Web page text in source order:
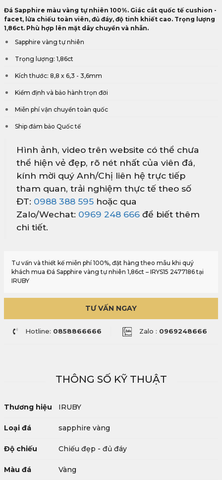
Đá Sapphire màu vàng tự nhiên 100%. Giác cắt quốc tế cushion -
facet, lửa chiếu toàn viên, đủ đáy, độ tinh khiết cao. Trọng lượng
1,86ct. Phù hợp lên mặt dây chuyền và nhẫn.
Sapphire vàng tự nhiên
Trọng lượng: 1,86ct
Kích thước: 8,8 x 6,3 - 3,6mm
Kiểm định và bảo hành trọn đời
Miễn phí vận chuyển toàn quốc
Ship đảm bảo Quốc tế
Hình ảnh, video trên website có thể chưa
thể hiện vẻ đẹp, rõ nét nhất của viên đá,
kính mời quý Anh/Chị liên hệ trực tiếp
tham quan, trải nghiệm thực tế theo số
ĐT: 0988 388 595 hoặc qua
Zalo/Wechat: 0969 248 666 để biết thêm
chi tiết.
Tư vấn và thiết kế miễn phí 100%, đặt hàng theo mẫu khi quý
khách mua Đá Sapphire vàng tự nhiên 1,86ct – IRYS15 2477186 tại
IRUBY
TƯ VẤN NGAY
Hotline: 0858866666 Zalo : 0969248666
THÔNG SỐ KỸ THUẬT
Thương hiệu IRUBY
Loại đá sapphire vàng
Độ chiếu Chiếu đẹp - đủ đáy
Màu đá Vàng